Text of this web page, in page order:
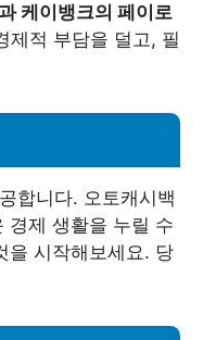
케이뱅크의 페이로
제적 부담을 덜고, 필
합니다. 오토캐시백
경제 생활을 누릴 수
을 시작해보세요. 당